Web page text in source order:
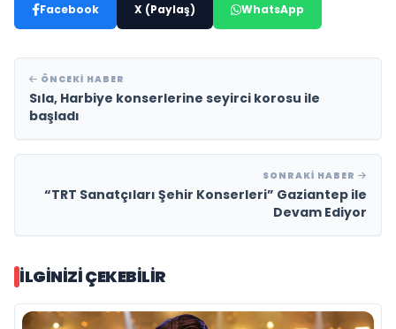
Facebook X (Paylaş) WhatsApp
ÖNCEKI HABER
Sıla, Harbiye konserlerine seyirci korosu ile
başladı
SONRAKI HABER
“TRT Sanatçıları Şehir Konserleri” Gaziantep ile
Devam Ediyor
İLGINIZI ÇEKEBILIR